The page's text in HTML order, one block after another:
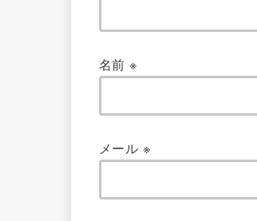
名前※
メール ※